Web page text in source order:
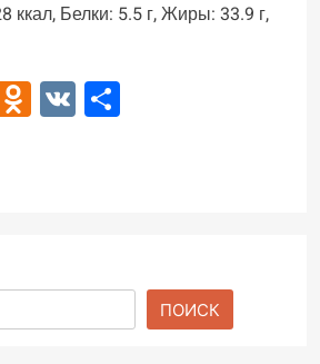
ккал, Белки: 5.5 г, Жиры: 33.9 г,
Odnoklassniki
VK
ПОИСК